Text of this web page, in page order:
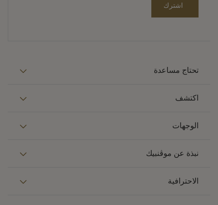
اشترك
تحتاج مساعدة
اكتشف
الوجهات
نبذة عن موڤنبيك
الاحترافية